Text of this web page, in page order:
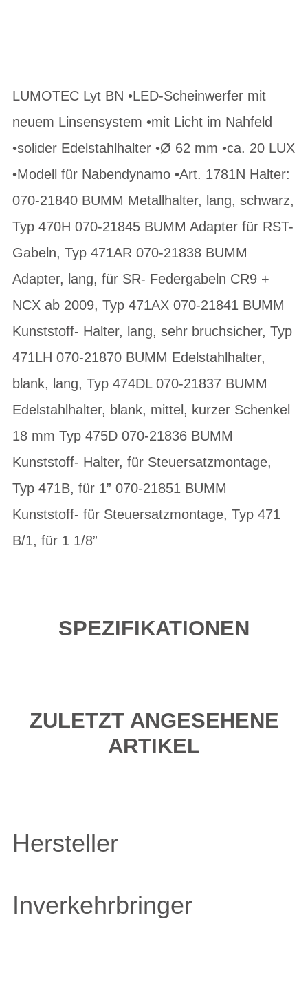
LUMOTEC Lyt BN •LED-Scheinwerfer mit
neuem Linsensystem •mit Licht im Nahfeld
•solider Edelstahlhalter •Ø 62 mm •ca. 20 LUX
•Modell für Nabendynamo •Art. 1781N Halter:
070-21840 BUMM Metallhalter, lang, schwarz,
Typ 470H 070-21845 BUMM Adapter für RST-
Gabeln, Typ 471AR 070-21838 BUMM
Adapter, lang, für SR- Federgabeln CR9 +
NCX ab 2009, Typ 471AX 070-21841 BUMM
Kunststoff- Halter, lang, sehr bruchsicher, Typ
471LH 070-21870 BUMM Edelstahlhalter,
blank, lang, Typ 474DL 070-21837 BUMM
Edelstahlhalter, blank, mittel, kurzer Schenkel
18 mm Typ 475D 070-21836 BUMM
Kunststoff- Halter, für Steuersatzmontage,
Typ 471B, für 1” 070-21851 BUMM
Kunststoff- für Steuersatzmontage, Typ 471
B/1, für 1 1/8”
SPEZIFIKATIONEN
ZULETZT ANGESEHENE
ARTIKEL
Hersteller
Inverkehrbringer